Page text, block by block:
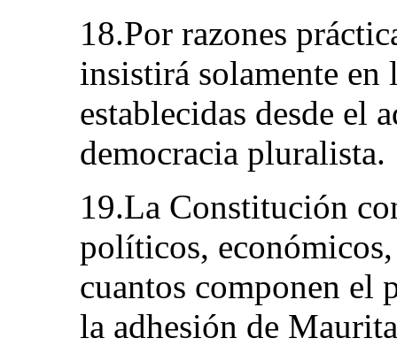
18.Por razones
insistirá solamente en
establecidas desde el
democracia pluralista.
19.La Constitución
políticos,
cuantos componen el
la adhesión de